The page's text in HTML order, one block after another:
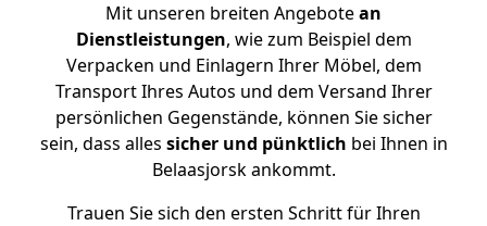
Mit unseren breiten Angebotean
Dienstleistungen, wie zum Beispiel dem
Verpacken und Einlagern Ihrer Möbel, dem
Transport Ihres Autos und dem Versand Ihrer
persönlichen Gegenstände, können Sie sicher
sein, dass alles sicher und pünktlich bei Ihnen in
Belaasjorsk ankommt.
Trauen Sie sich den ersten Schritt für Ihren